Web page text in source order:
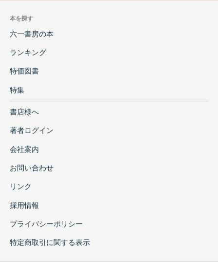
本を探す
六一書房の本
ランキング
特価図書
特集
書店様へ
著者ログイン
会社案内
お問い合わせ
リンク
採用情報
プライバシーポリシー
特定商取引に関する表示